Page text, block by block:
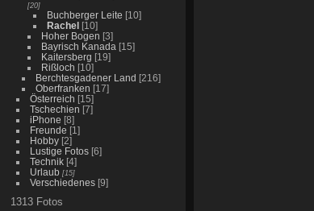
[20]
Buchberger Leite [10]
Rachel[10]
Hoher Bogen [3]
Bayrisch Kanada [15]
Kaitersberg [19]
Rißloch [10]
Berchtesgadener Land [216]
Oberfranken [17]
Österreich [15]
Tschechien [7]
iPhone [8]
Freunde [1]
Hobby[2]
Lustige Fotos[6]
Technik[4]
Urlaub[15]
Verschiedenes[9]
1313 Fotos